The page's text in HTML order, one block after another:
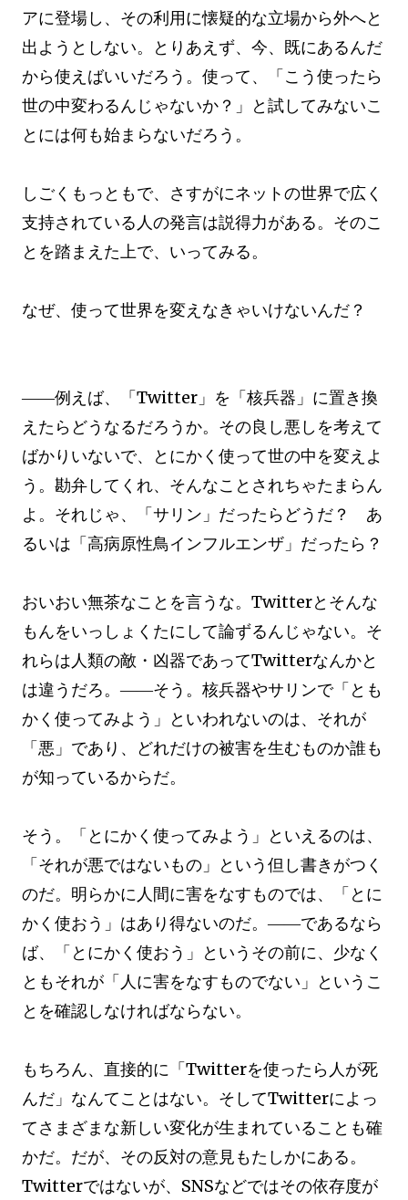
アに登場し、その利用に懐疑的な立場から外へと
出ようとしない。とりあえず、今、既にあるんだ
から使えばいいだろう。使って、「こう使ったら
世の中変わるんじゃないか？」と試してみないこ
とには何も始まらないだろう。
しごくもっともで、さすがにネットの世界で広く
支持されている人の発言は説得力がある。そのこ
とを踏まえた上で、いってみる。
なぜ、使って世界を変えなきゃいけないんだ？
――例えば、「Twitter」を「核兵器」に置き換
えたらどうなるだろうか。その良し悪しを考えて
ばかりいないで、とにかく使って世の中を変えよ
う。勘弁してくれ、そんなことされちゃたまらん
よ。それじゃ、「サリン」だったらどうだ？ あ
るいは「高病原性鳥インフルエンザ」だったら？
おいおい無茶なことを言うな。Twitterとそんな
もんをいっしょくたにして論ずるんじゃない。そ
れらは人類の敵・凶器であってTwitterなんかと
は違うだろ。――そう。核兵器やサリンで「とも
かく使ってみよう」といわれないのは、それが
「悪」であり、どれだけの被害を生むものか誰も
が知っているからだ。
そう。「とにかく使ってみよう」といえるのは、
「それが悪ではないもの」という但し書きがつく
のだ。明らかに人間に害をなすものでは、「とに
かく使おう」はあり得ないのだ。――であるなら
ば、「とにかく使おう」というその前に、少なく
ともそれが「人に害をなすものでない」というこ
とを確認しなければならない。
もちろん、直接的に「Twitterを使ったら人が死
んだ」なんてことはない。そしてTwitterによっ
てさまざまな新しい変化が生まれていることも確
かだ。だが、その反対の意見もたしかにある。
Twitterではないが、SNSなどではその依存度が